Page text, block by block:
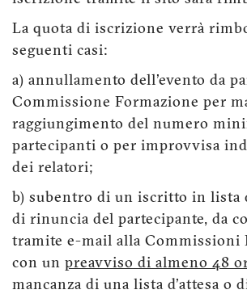
La quota di iscrizione verrà
seguenti casi:
a) annullamento dell'evento da
Commissione Formazione per
raggiungimento del numero
partecipanti o per improvvisa
dei relatori;
b) subentro di un iscritto in lista
di rinuncia del partecipante, da
tramite e-mail alla Commissioni
con un preavviso di almeno 48
mancanza di una lista d'attesa o